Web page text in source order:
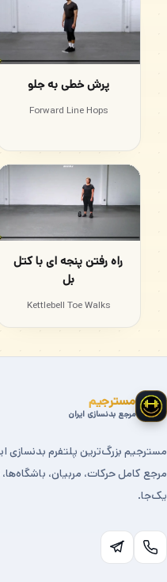
پرش خطی به جلو
Forward Line Hops
راه رفتن پنجه ای با کتل
بل
Kettlebell Toe Walks
مسترجیم
مرجع بدنسازی ایران
مسترجیم بزرگ‌ترین پلتفرم بدنسازی
مرجع کامل حرکات، مربیان،
یک‌جا.